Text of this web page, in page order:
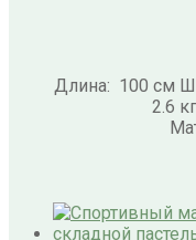
Длина: 100 см
2.6